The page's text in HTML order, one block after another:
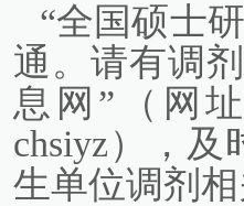
“全国硕士
通。请有调
息网”（网址
chsiyz），
生单位调剂